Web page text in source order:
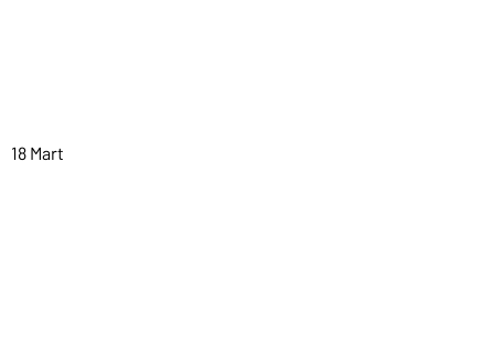
18 Mart